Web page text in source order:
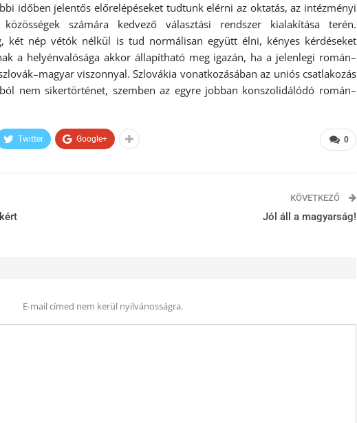
időben jelentős előrelépéseket tudtunk elérni az oktatás, az intézményi
számára kedvező választási rendszer kialakítása terén.
két nép vétók nélkül is tud normálisan együtt élni, kényes kérdéseket
a helyénvalósága akkor állapítható meg igazán, ha a jelenlegi román–
viszonnyal. Szlovákia vonatkozásában az uniós csatlakozás
nem sikertörténet, szemben az egyre jobban konszolidálódó román–
0
Twitter Google+
KÖVETKEZŐ
Jól áll a magyarság!
E-mail címed nem kerül nyilvánosságra.